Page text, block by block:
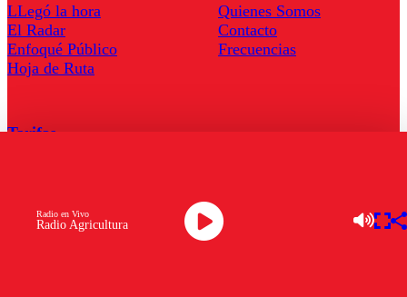
Radio Agricultura
Radio en Vivo
LLegó la hora
El Radar
Enfoqué Público
Hoja de Ruta
Quienes Somos
Contacto
Frecuencias
Tarifas